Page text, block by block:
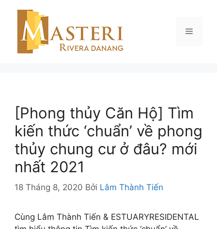
Menu
[Phong thủy Căn Hộ] Tìm
kiến thức ‘chuẩn’ về phong
thủy chung cư ở đâu? mới
nhất 2021
18 Tháng 8, 2020 Bởi Lâm Thành Tiến
Cùng Lâm Thành Tiến & ESTUARYRESIDENTAL